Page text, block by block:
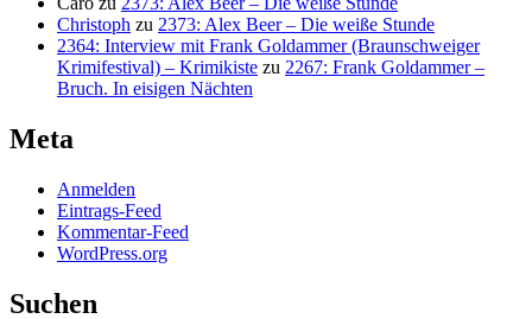
Christoph zu 2373: Alex Beer – Die weiße Stunde
2364: Interview mit Frank Goldammer (Braunschweiger
Krimifestival) – Krimikiste zu 2267: Frank Goldammer –
Bruch. In eisigen Nächten
Meta
Anmelden
Eintrags-Feed
Kommentar-Feed
WordPress.org
Suchen